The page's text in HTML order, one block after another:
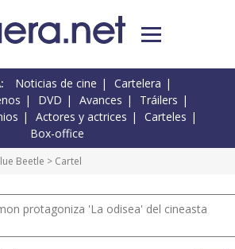
Noticias de cine
Cartelera
DVD Avances
Tráilers
Actores y actrices
Carteles
Box-office
Beetle > Cartel
protagoniza 'La odisea' del cineasta